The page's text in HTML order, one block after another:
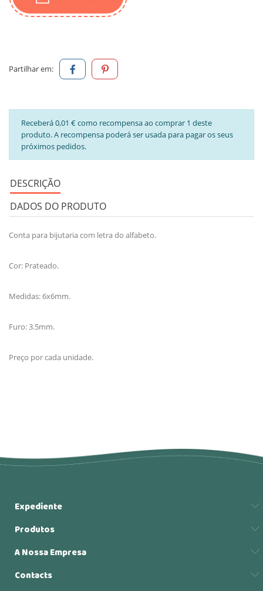
Partilhar em:
Receberá 0,01 € como recompensa ao comprar 1 deste
produto. A recompensa poderá ser usada para pagar os seus
próximos pedidos.
DESCRIÇÃO
DADOS DO PRODUTO
Conta para bijutaria com letra do alfabeto.
Cor: Prateado.
Medidas: 6x6mm.
Furo: 3.5mm.
Preço por cada unidade.
Expediente
Produtos
A Nossa Empresa
Contacts